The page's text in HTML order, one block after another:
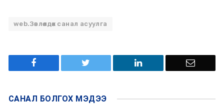
web.Зөвлөлдөх санал асуулга
САНАЛ БОЛГОХ МЭДЭЭ